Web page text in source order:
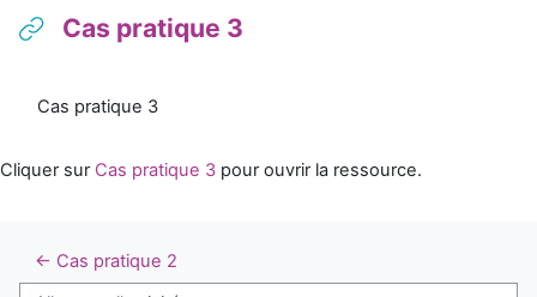
Cas pratique 3
Cas pratique 3
Cliquer sur Cas pratique 3 pour ouvrir la ressource.
← Cas pratique 2